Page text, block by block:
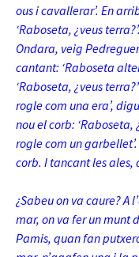
ous i cavallerar’. En
‘Raboseta, ¿veus
Ondara, veig
cantant: ‘Raboseta
‘Raboseta, ¿veus
rogle com una era’,
nou el corb: ‘Raboseta,
rogle com un
corb. I tancant les
¿Sabeu on va caure? A
mar, on va fer un munt
Pamis, quan fan